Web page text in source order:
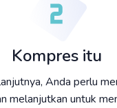
Kompres itu
Anda perlu
melanjutkan untuk